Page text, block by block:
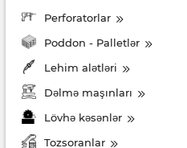
Perforatorlar
Poddon - Palletlər
Lehim alətləri
Dəlmə maşınları
Lövhə kəsənlər
Tozsoranlar